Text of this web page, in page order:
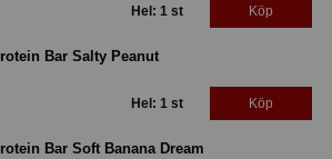
Hel: 1 st Köp
Bar Salty Peanut
Hel: 1 st Köp
Bar Soft Banana Dream